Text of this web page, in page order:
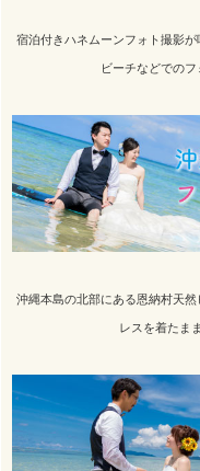
宿泊付きハネムーンフォト撮影
ビーチなどでのフ
沖縄本島の北部にある恩納村天
レスを着たま